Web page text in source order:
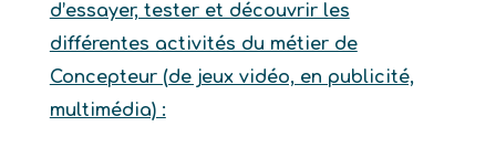
d’essayer, tester et découvrir les
différentes activités du métier de
Concepteur (de jeux vidéo, en publicité,
multimédia) :